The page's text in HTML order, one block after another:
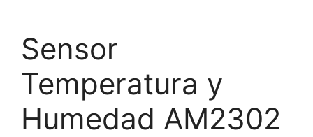
Sensor
Temperatura y
Humedad AM2302